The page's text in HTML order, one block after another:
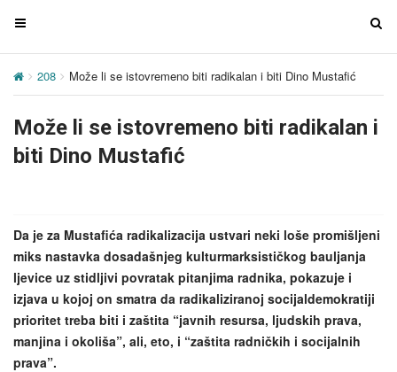
T
g
e
n
g
a
t
i
o
n
T
e
g
i
208 Može li se istovremeno biti radikalan i biti Dino Mustafić
Može li se istovremeno biti radikalan i
biti Dino Mustafić
Da je za Mustafića radikalizacija ustvari neki loše promišljeni
miks nastavka dosadašnjeg kulturmarksističkog bauljanja
ljevice uz stidljivi povratak pitanjima radnika, pokazuje i
izjava u kojoj on smatra da radikaliziranoj socijaldemokratiji
prioritet treba biti i zaštita “javnih resursa, ljudskih prava,
manjina i okoliša”, ali, eto, i “zaštita radničkih i socijalnih
prava”.